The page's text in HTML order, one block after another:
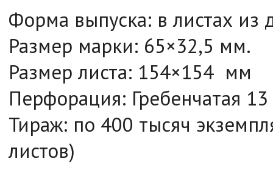
Форма выпуска: в листах из
Размер марки: 65×32,5 мм.
Размер листа: 154×154 мм
Перфорация: Гребенчатая
Тираж: по 400 тысяч
листов)